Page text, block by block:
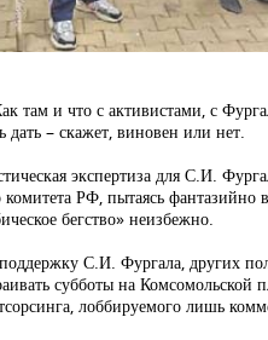
там и что с активистами, с
дать – скажет, виновен или нет.
экспертиза для С.И.
РФ, пытаясь
бегство» неизбежно.
С.И. Фургала, других
субботы на Комсомольской
лоббируемого лишь